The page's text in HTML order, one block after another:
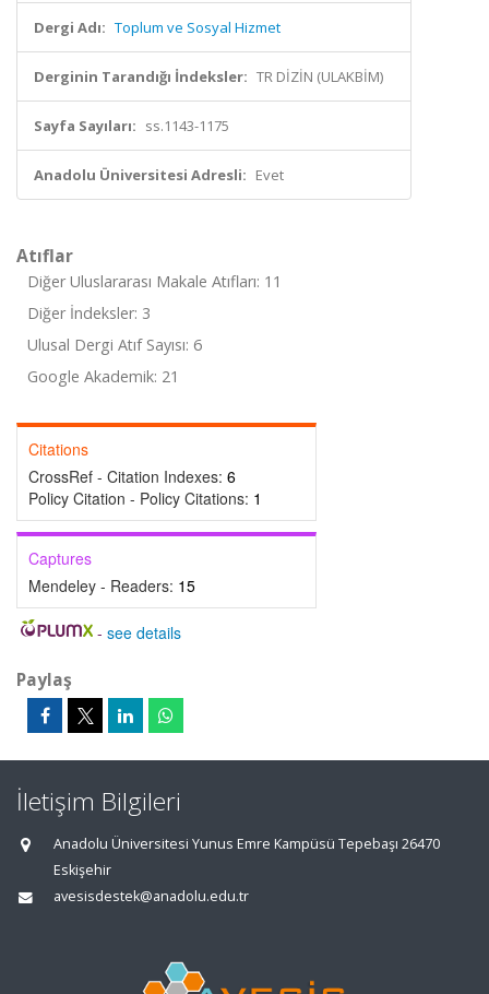
Dergi Adı: Toplum ve Sosyal Hizmet
Derginin Tarandığı İndeksler: TR DİZİN (ULAKBİM)
Sayfa Sayıları: ss.1143-1175
Anadolu Üniversitesi Adresli: Evet
Atıflar
Diğer Uluslararası Makale Atıfları: 11
Diğer İndeksler: 3
Ulusal Dergi Atıf Sayısı: 6
Google Akademik: 21
Citations
CrossRef - Citation Indexes: 6
Policy Citation - Policy Citations: 1
Captures
Mendeley - Readers: 15
- see details
Paylaş
İletişim Bilgileri
Anadolu Üniversitesi Yunus Emre Kampüsü Tepebaşı 26470
Eskişehir
avesisdestek@anadolu.edu.tr